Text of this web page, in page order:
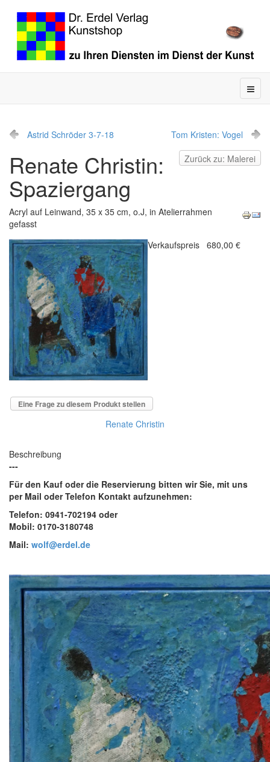
Astrid Schröder 3-7-18
Tom Kristen: Vogel
Zurück zu: Malerei
Renate Christin:
Spaziergang
Acryl auf Leinwand, 35 x 35 cm, o.J, in Atelierrahmen
gefasst
Verkaufspreis
680,00 €
Eine Frage zu diesem Produkt stellen
Renate Christin
Beschreibung
---
Für den Kauf oder die Reservierung bitten wir Sie, mit uns
per Mail oder Telefon Kontakt aufzunehmen:
Telefon: 0941-702194 oder
Mobil: 0170-3180748
Mail: wolf@erdel.de